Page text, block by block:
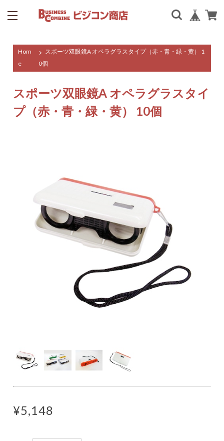
Hom
e
スポーツ双眼鏡A オペラグラスタイプ（赤・青・緑・黄） 1
0個
スポーツ双眼鏡A オペラグラスタイ
プ（赤・青・緑・黄） 10個
¥5,148